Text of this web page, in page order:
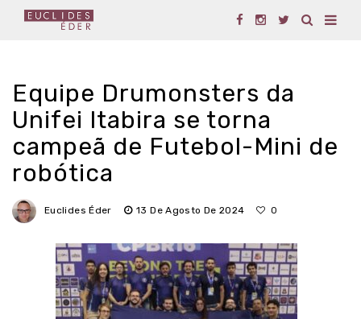
Equipe Drumonsters da
Unifei Itabira se torna
campeã de Futebol-Mini de
robótica
Euclides Éder 13 De Agosto De 2024 0